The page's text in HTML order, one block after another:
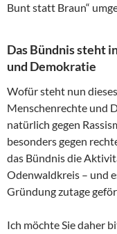
Bunt statt Braun“
Das Bündnis steht
und Demokratie
Wofür steht nun
Menschenrechte und
natürlich gegen
besonders gegen
das Bündnis die
Odenwaldkreis – und
Gründung zutage
Ich möchte Sie daher